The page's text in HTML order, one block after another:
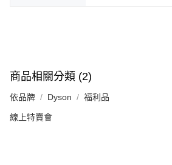
商品相關分類 (2)
依品牌 Dyson 福利品
線上特賣會